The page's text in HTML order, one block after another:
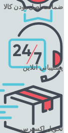
ضمانت اصل بودن کالا
پشتیبانی آنلاین
تحویل اکسپرس